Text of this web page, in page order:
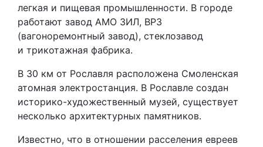
легкая и пищевая промышленности. В городе
работают завод АМО ЗИЛ, ВРЗ
(вагоноремонтный завод), стеклозавод
и трикотажная фабрика.
В 30 км от Рославля расположена Смоленская
атомная электростанция. В Рославле создан
историко-художественный музей, существует
несколько архитектурных памятников.
Известно, что в отношении расселения евреев